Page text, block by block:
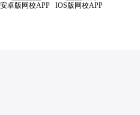
安卓版网校APP IOS版网校APP